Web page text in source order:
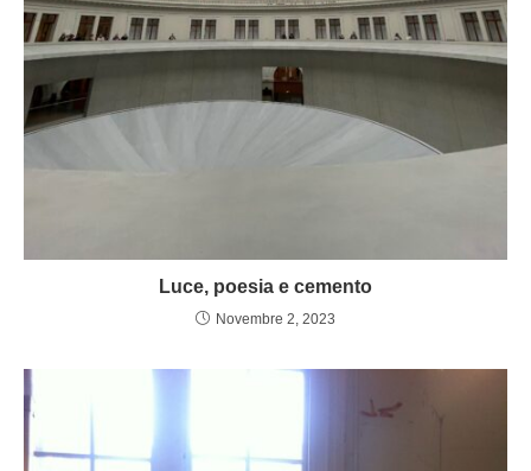
Luce, poesia e cemento
Novembre 2, 2023